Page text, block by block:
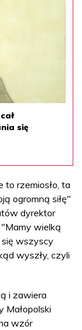
się
rzemiosło, ta
ogromną siłę"
dyrektor
wielką
się wszyscy
wyszły, czyli
i zawiera
Małopolski
wzór